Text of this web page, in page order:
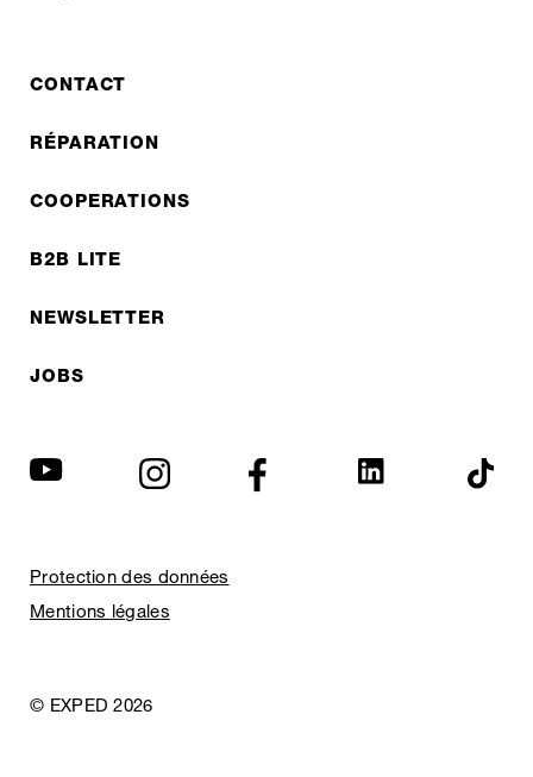
CONTACT
RÉPARATION
COOPERATIONS
B2B LITE
NEWSLETTER
JOBS
Protection des données
Mentions légales
© EXPED 2026